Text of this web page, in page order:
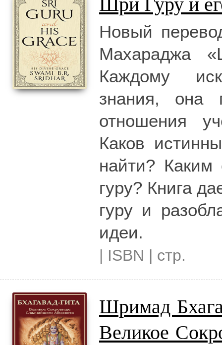
Новый
Махараджа
Каждому
знания, она
отношения
Каков
найти? Каким
гуру? Книга
гуру и
идеи.
| ISBN | стр.
Шримад
Великое